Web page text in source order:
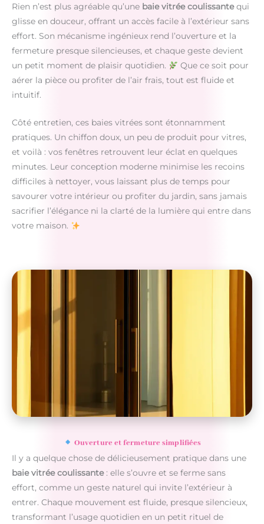
Rien n’est plus agréable qu’une baie vitrée coulissantequi
glisse en douceur, offrant un accès facile à l’extérieur sans
effort. Son mécanisme ingénieux rend l’ouverture et la
fermeture presque silencieuses, et chaque geste devient
un petit moment de plaisir quotidien.
Que ce soit pour
aérer la pièce ou profiter de l’air frais, tout est fluide et
intuitif.
Côté entretien, ces baies vitrées sont étonnamment
pratiques. Un chiffon doux, un peu de produit pour vitres,
et voilà : vos fenêtres retrouvent leur éclat en quelques
minutes. Leur conception moderne minimise les recoins
difficiles à nettoyer, vous laissant plus de temps pour
savourer votre intérieur ou profiter du jardin, sans jamais
sacrifier l’élégance ni la clarté de la lumière qui entre dans
votre maison.
Ouverture et fermeture simplifiées
Il y a quelque chose de délicieusement pratique dans une
baie vitrée coulissante: elle s’ouvre et se ferme sans
effort, comme un geste naturel qui invite l’extérieur à
entrer. Chaque mouvement est fluide, presque silencieux,
transformant l’usage quotidien en un petit rituel de